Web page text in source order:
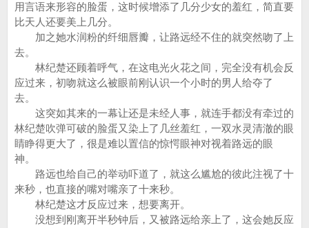
用言语来形容的脸蛋，这时候增添了几分少女的羞红，简直要
比天人还要美上几分。
加之她水润粉的纤细唇瓣，让路远经不住的就突然吻了上
去。
林纪楚还顾着呼气，在这电光火花之间，完全没有机会反
应过来，初吻就这么被眼前刚认识一个小时的男人给夺了
去。
这突如其来的一幕让还是未经人事，就连手都没有牵过的
林纪楚吹弹可破的脸蛋又染上了几丝羞红，一双水灵清澈的眼
睛睁得更大了，很是难以置信的惊愕眼神对视着路远的眼
神。
路远也给自己的举动吓道了，就这么尴尬的彼此注视了十
来秒，也直接的嘴对嘴亲了十来秒。
林纪楚这才反应过来，想要离开。
没想到刚离开半秒钟后，又被路远给亲上了，这会她反应